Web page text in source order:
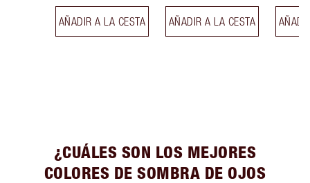
AÑADIR A LA CESTA AÑADIR A LA CESTA
¿CUÁLES SON LOS MEJORES
COLORES DE SOMBRA DE OJOS